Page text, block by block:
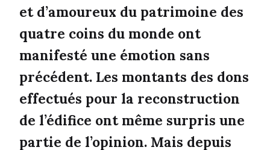
et d’amoureux du patrimoine des
quatre coins du monde ont
manifesté une émotion sans
précédent. Les montants des dons
effectués pour la reconstruction
de l’édifice ont même surpris une
partie de l’opinion. Mais depuis